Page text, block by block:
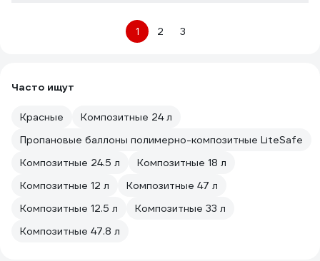
1 2 3
Часто ищут
Красные
Композитные 24 л
Пропановые баллоны полимерно-композитные LiteSafe
Композитные 24.5 л
Композитные 18 л
Композитные 12 л
Композитные 47 л
Композитные 12.5 л
Композитные 33 л
Композитные 47.8 л